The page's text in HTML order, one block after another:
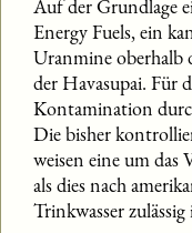
Auf der Grundlage
Energy Fuels, ein
Uranmine oberhalb
der Havasupai. Für
Kontamination
Die bisher
weisen eine um das
als dies nach
Trinkwasser zulässig